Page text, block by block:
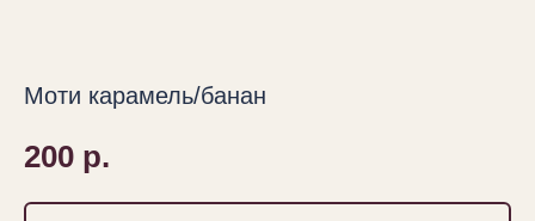
Моти карамель/банан
200 р.